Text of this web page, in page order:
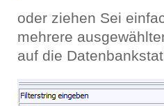
oder ziehen Sei
mehrere
auf die